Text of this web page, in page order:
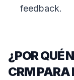
feedback.
¿POR QUÉ
CRM PARA